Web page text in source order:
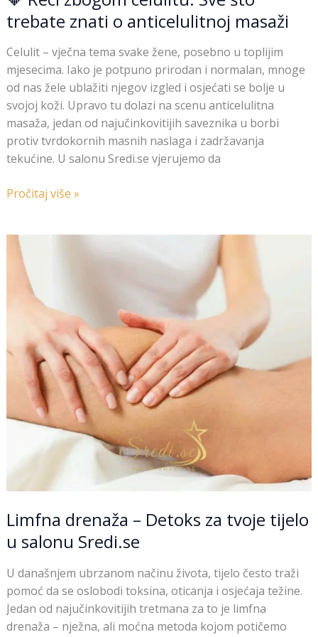
trebate znati o anticelulitnoj masaži
Celulit – vječna tema svake žene, posebno u toplijim
mjesecima. Iako je potpuno prirodan i normalan, mnoge
od nas žele ublažiti njegov izgled i osjećati se bolje u
svojoj koži. Upravo tu dolazi na scenu anticelulitna
masaža, jedan od najučinkovitijih saveznika u borbi
protiv tvrdokornih masnih naslaga i zadržavanja
tekućine. U salonu Sredi.se vjerujemo da
Pročitaj više »
Limfna drenaža – Detoks za tvoje tijelo
u salonu Sredi.se
U današnjem ubrzanom načinu života, tijelo često traži
pomoć da se oslobodi toksina, oticanja i osjećaja težine.
Jedan od najučinkovitijih tretmana za to je limfna
drenaža – nježna, ali moćna metoda kojom potičemo
Limfna
drenaža
Detoks
tijelo
salonu
Sredi.se